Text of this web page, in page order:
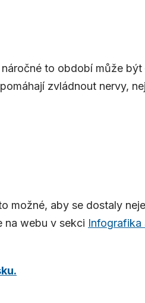
to období může
zvládnout nervy,
možné, aby se dostaly
na webu v sekci Infografika